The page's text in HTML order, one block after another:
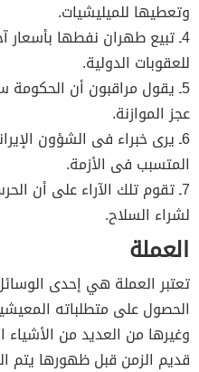
وتعطيها للميليشيات.
4ـ تبيع طهران نفطها
للعقوبات الدولية.
5ـ يقول مراقبون أن
عجز الموازنة.
6ـ يرى خبراء فى الشؤون
المتسبب فى الأزمة.
7ـ تقوم تلك الآراء على أن
لشراء السلاح.
العملة
تعتبر العملة هي إحدى
الحصول على متطلباته
وغيرها من العديد من
قديم الزمن قبل ظهورها يتم